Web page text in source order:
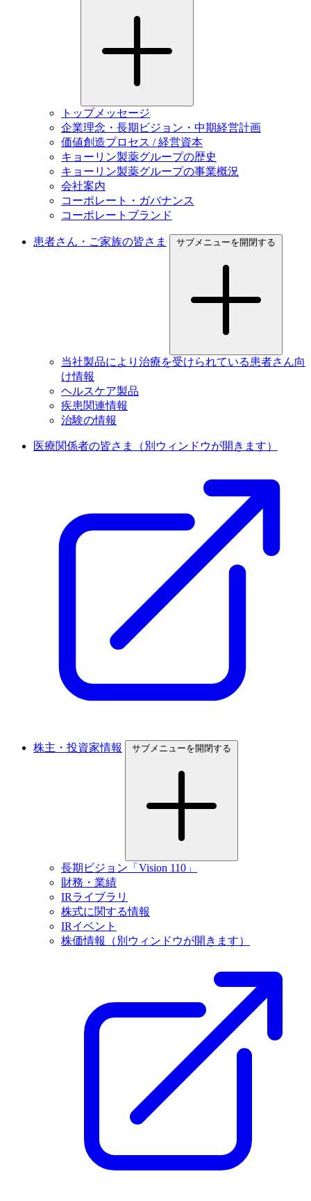
トップメッセージ
企業理念・長期ビジョン・中期経営計画
価値創造プロセス / 経営資本
キョーリン製薬グループの歴史
キョーリン製薬グループの事業概況
会社案内
コーポレート・ガバナンス
コーポレートブランド
患者さん・ご家族の皆さま サブメニューを開閉する
当社製品により治療を受けられている患者さん向
け情報
ヘルスケア製品
疾患関連情報
治験の情報
医療関係者の皆さま （別ウィンドウが開きます）
株主・投資家情報 サブメニューを開閉する
長期ビジョン「Vision 110」
財務・業績
IRライブラリ
株式に関する情報
IRイベント
株価情報
（別ウィンドウが開きます）